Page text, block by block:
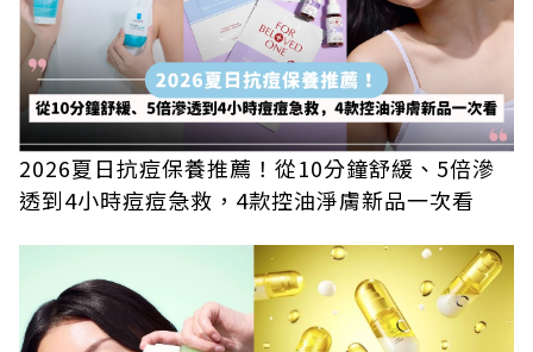
2026夏日抗痘保養推薦！從10分鐘舒緩、5倍滲
透到4小時痘痘急救，4款控油淨膚新品一次看